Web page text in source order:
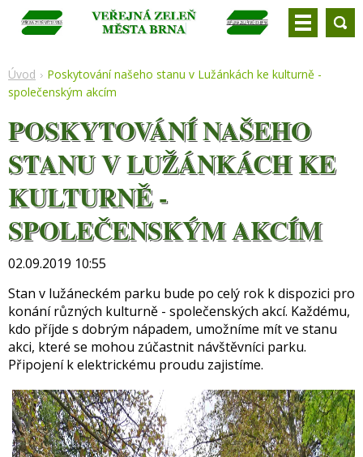
Úvod
Poskytování našeho stanu v Lužánkách ke kulturně -
společenským akcím
POSKYTOVÁNÍ NAŠEHO
STANU V LUŽÁNKÁCH KE
KULTURNĚ -
SPOLEČENSKÝM AKCÍM
02.09.2019 10:55
Stan v lužáneckém parku bude po celý rok k dispozici pro
konání různých kulturně - společenských akcí. Každému,
kdo příjde s dobrým nápadem, umožníme mít ve stanu
akci, které se mohou zúčastnit návštěvníci parku.
Připojení k elektrickému proudu zajistíme.